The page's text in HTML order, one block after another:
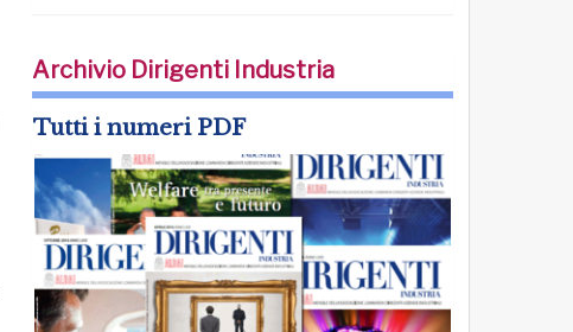
Archivio Dirigenti Industria
Tutti i numeri PDF